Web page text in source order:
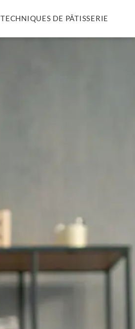
TECHNIQUES DE PÂTISSERIE